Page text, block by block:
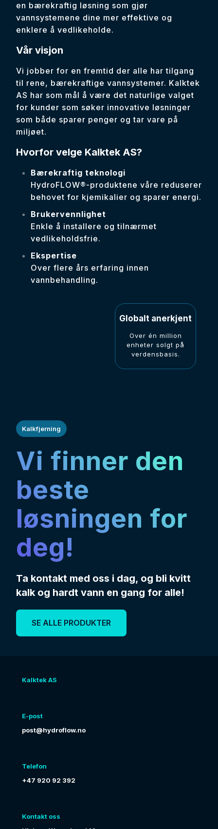
en bærekraftig løsning som gjør
vannsystemene dine mer effektive og
enklere å vedlikeholde.
Vår visjon
Vi jobber for en fremtid der alle har tilgang
til rene, bærekraftige vannsystemer. Kalktek
AS har som mål å være det naturlige valget
for kunder som søker innovative løsninger
som både sparer penger og tar vare på
miljøet.
Hvorfor velge Kalktek AS?
Bærekraftig teknologi
HydroFLOW®-produktene våre reduserer
behovet for kjemikalier og sparer energi.
Brukervennlighet
Enkle å installere og tilnærmet
vedlikeholdsfrie.
Ekspertise
Over flere års erfaring innen
vannbehandling.
Globalt anerkjent
Over én million
enheter solgt på
verdensbasis.
Kalkfjerning
Vi finner den
beste
løsningen for
deg!
Ta kontakt med oss i dag, og bli kvitt
kalk og hardt vann en gang for alle!
SE ALLE PRODUKTER
Kalktek AS
E-post
post@hydroflow.no
Telefon
+47 920 92 392
Kontakt oss